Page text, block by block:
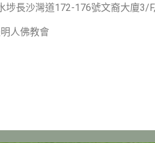
埗長沙灣道172-176號文裔大廈3/
人佛教會